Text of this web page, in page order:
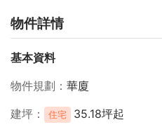
物件詳情
基本資料
物件規劃
華廈
建坪
住宅 35.18坪起